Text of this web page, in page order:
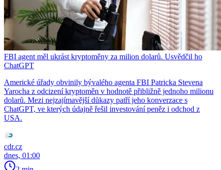
FBI agent měl ukrást kryptoměny za milion dolarů. Usvědčil ho
ChatGPT
Americké úřady obvinily bývalého agenta FBI Patricka Stevena
Yarocha z odcizení kryptoměn v hodnotě přibližně jednoho milionu
dolarů. Mezi nejzajímavější důkazy patří jeho konverzace s
ChatGPT, ve kterých údajně řešil investování peněz i odchod z
USA.
cdr.cz
dnes, 01:00